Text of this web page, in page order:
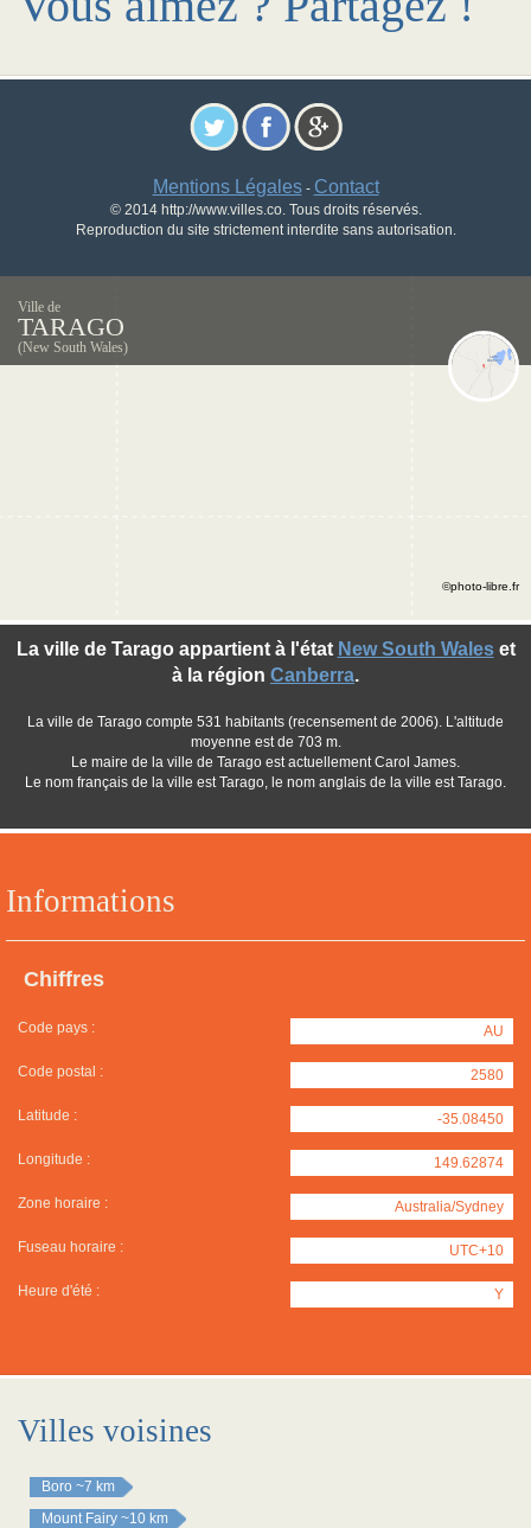
Mentions Légales- Contact
© 2014 http://www.villes.co. Tous droits réservés.
Reproduction du site strictement interdite sans autorisation.
Ville de
TARAGO
(New South Wales)
Informations
Chiffres
Code pays : AU
Code postal : 2580
Latitude : -35.08450
Longitude : 149.62874
Zone horaire : Australia/Sydney
Fuseau horaire : UTC+10
Heure d'été : Y
La ville de Tarago appartient à l'état New South Waleset
à la région Canberra.
La ville de Tarago compte 531 habitants (recensement de 2006). L'altitude
moyenne est de 703 m.
Le maire de la ville de Tarago est actuellement Carol James.
Le nom français de la ville est Tarago, le nom anglais de la ville est Tarago.
©photo-libre.fr
Villes voisines
Boro ~7 km
Mount Fairy ~10 km